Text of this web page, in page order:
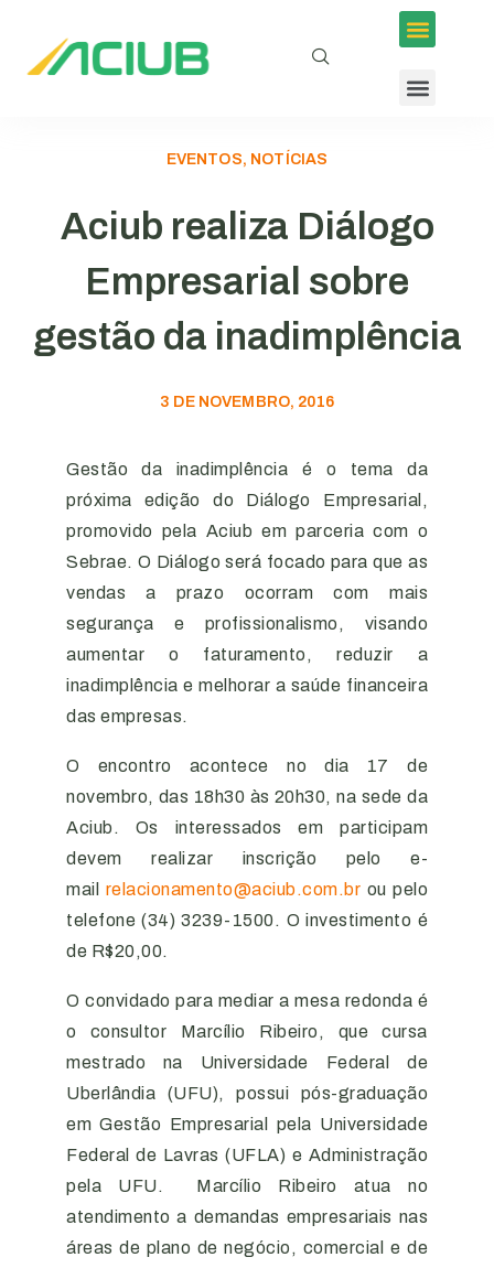
EVENTOS, NOTÍCIAS
Aciub realiza Diálogo
Empresarial sobre
gestão da inadimplência
3 DE NOVEMBRO, 2016
Gestão da inadimplência é o tema da
próxima edição do Diálogo Empresarial,
promovido pela Aciub em parceria com o
Sebrae. O Diálogo será focado para que as
vendas a prazo ocorram com mais
segurança e profissionalismo, visando
aumentar o faturamento, reduzir a
inadimplência e melhorar a saúde financeira
das empresas.
O encontro acontece no dia 17 de
novembro, das 18h30 às 20h30, na sede da
Aciub. Os interessados em participam
devem realizar inscrição pelo e-
mail relacionamento@aciub.com.br ou pelo
telefone (34) 3239-1500. O investimento é
de R$20,00.
O convidado para mediar a mesa redonda é
o consultor Marcílio Ribeiro, que cursa
mestrado na Universidade Federal de
Uberlândia (UFU), possui pós-graduação
em Gestão Empresarial pela Universidade
Federal de Lavras (UFLA) e Administração
pela UFU. Marcílio Ribeiro atua no
atendimento a demandas empresariais nas
áreas de plano de negócio, comercial e de